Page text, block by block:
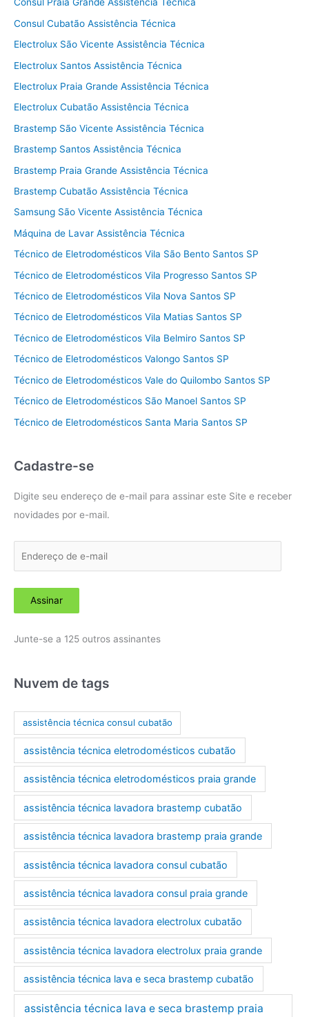
Consul Praia Grande Assistência Técnica
Consul Cubatão Assistência Técnica
Electrolux São Vicente Assistência Técnica
Electrolux Santos Assistência Técnica
Electrolux Praia Grande Assistência Técnica
Electrolux Cubatão Assistência Técnica
Brastemp São Vicente Assistência Técnica
Brastemp Santos Assistência Técnica
Brastemp Praia Grande Assistência Técnica
Brastemp Cubatão Assistência Técnica
Samsung São Vicente Assistência Técnica
Máquina de Lavar Assistência Técnica
Técnico de Eletrodomésticos Vila São Bento Santos SP
Técnico de Eletrodomésticos Vila Progresso Santos SP
Técnico de Eletrodomésticos Vila Nova Santos SP
Técnico de Eletrodomésticos Vila Matias Santos SP
Técnico de Eletrodomésticos Vila Belmiro Santos SP
Técnico de Eletrodomésticos Valongo Santos SP
Técnico de Eletrodomésticos Vale do Quilombo Santos SP
Técnico de Eletrodomésticos São Manoel Santos SP
Técnico de Eletrodomésticos Santa Maria Santos SP
Cadastre-se
Digite seu endereço de e-mail para assinar este Site e receber
novidades por e-mail.
d
e
o
e
a
Assinar
Junte-se a 125 outros assinantes
Nuvem de tags
assistência técnica consul cubatão
assistência técnica eletrodomésticos cubatão
assistência técnica eletrodomésticos praia grande
assistência técnica lavadora brastemp cubatão
assistência técnica lavadora brastemp praia grande
assistência técnica lavadora consul cubatão
assistência técnica lavadora consul praia grande
assistência técnica lavadora electrolux cubatão
assistência técnica lavadora electrolux praia grande
assistência técnica lava e seca brastemp cubatão
assistência técnica lava e seca brastemp praia